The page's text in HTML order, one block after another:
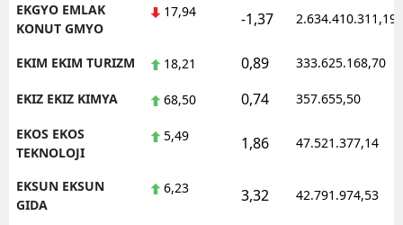
EKGYO EMLAK
KONUT GMYO
17,94 -1,37 2.634.410.311,19
EKIM EKIM TURIZM 18,21 0,89 333.625.168,70
EKIZ EKIZ KIMYA 68,50 0,74 357.655,50
EKOS EKOS
TEKNOLOJI
5,49 1,86 47.521.377,14
EKSUN EKSUN
GIDA
6,23 3,32 42.791.974,53